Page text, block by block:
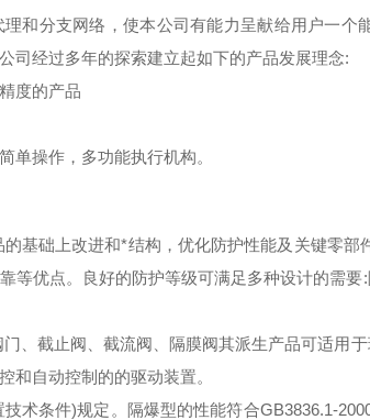
和分支网络，使本公司有能力呈献给用户一个
司经过多年的探索建立起如下的产品发展理念:
度的产品
单操作，多功能执行机构。
基础上改进和*结构，优化防护性能及关键零部
等优点。良好的防护等级可满足多种设计的需
、截止阀、截流阀、隔膜阀其派生产品可适用
和自动控制的的驱动装置。
术条件)规定。隔爆型的性能符合GB3836.1-